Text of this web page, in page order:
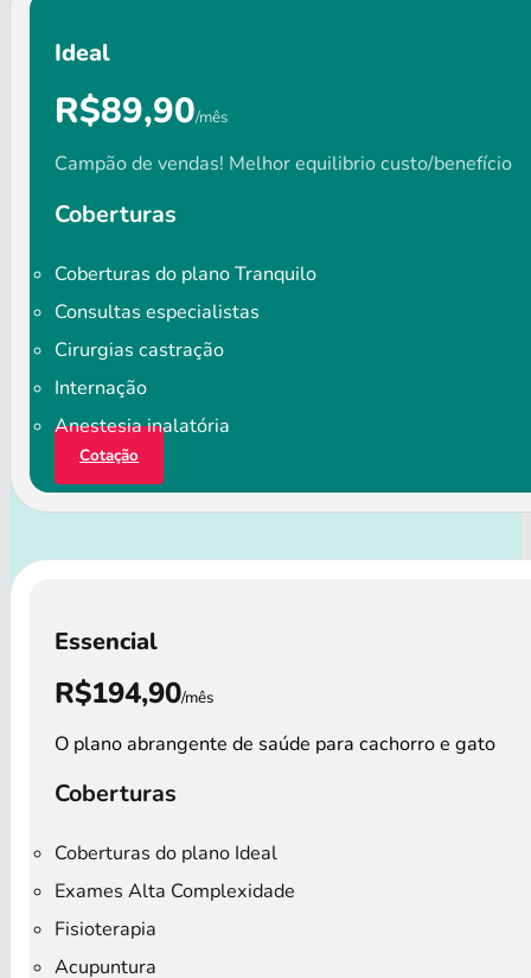
Ideal
R$89,90/mês
Campão de vendas! Melhor equilibrio custo/benefício
Coberturas
Coberturas do plano Tranquilo
Consultas especialistas
Cirurgias castração
Internação
Anestesia inalatória
Cotação
Essencial
R$194,90/mês
O plano abrangente de saúde para cachorro e gato
Coberturas
Coberturas do plano Ideal
Exames Alta Complexidade
Fisioterapia
Acupuntura